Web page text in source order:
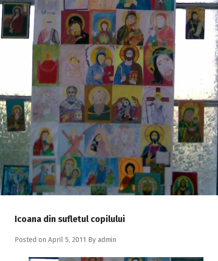
2021
2020
2019
2016
2015
2014
2013
2012
2011
2009
Icoana din sufletul copilului
Posted on April 5, 2011 By admin